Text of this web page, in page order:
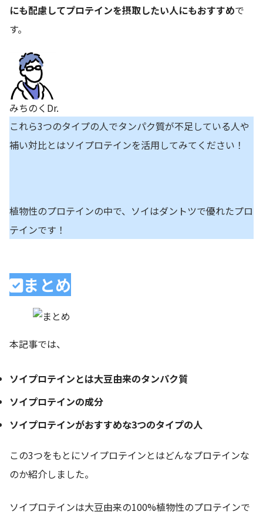
にも配慮してプロテインを摂取したい人にもおすすめで
す。
みちのくDr.
これら3つのタイプの人でタンパク質が不足している人や
補い対比とはソイプロテインを活用してみてください！
植物性のプロテインの中で、ソイはダントツで優れたプロ
テインです！
まとめ
本記事では、
ソイプロテインとは大豆由来のタンパク質
ソイプロテインの成分
ソイプロテインがおすすめな3つのタイプの人
この3つをもとにソイプロテインとはどんなプロテインな
のか紹介しました。
ソイプロテインは大豆由来の100%植物性のプロテインで